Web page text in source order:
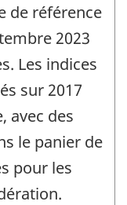
de référence
2023
Les indices
sur 2017
avec des
le panier de
pour les